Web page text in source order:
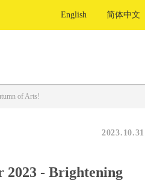
English 简体中文
of Arts!
2023.10.31
2023 - Brightening